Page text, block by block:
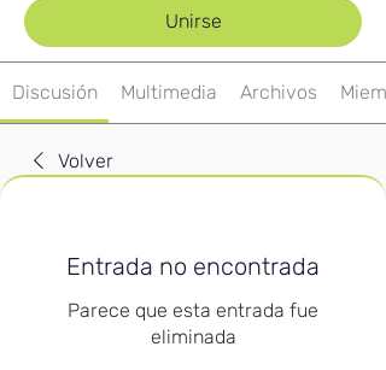
Unirse
Discusión Multimedia Archivos
Volver
Entrada no encontrada
Parece que esta entrada fue
eliminada